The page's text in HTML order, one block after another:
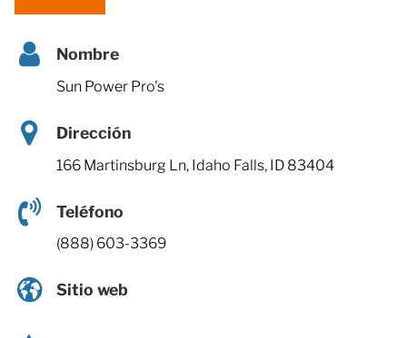
Nombre
Sun Power Pro's
Dirección
166 Martinsburg Ln, Idaho Falls, ID 83404
Teléfono
(888) 603-3369
Sitio web